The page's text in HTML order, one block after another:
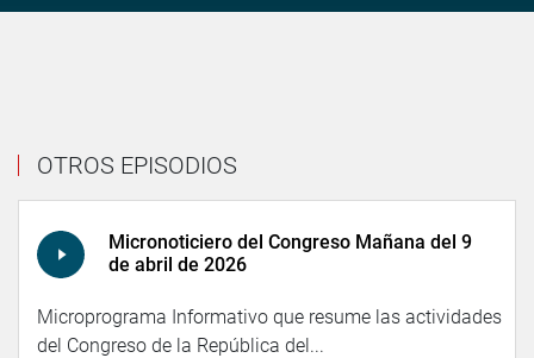
OTROS EPISODIOS
Micronoticiero del Congreso Mañana del 9
de abril de 2026
Microprograma Informativo que resume las actividades
del Congreso de la República del...